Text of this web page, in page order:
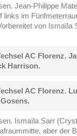
Jean-Philippe
links im
von Ismaïla
AC Florenz.
Harrison.
AC Florenz.
Ismaïla Sarr
aber der